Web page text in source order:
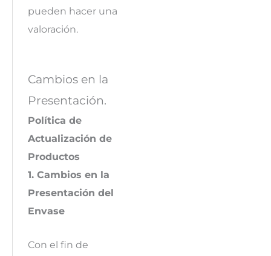
pueden hacer una
valoración.
Cambios en la
Presentación.
Política de
Actualización de
Productos
1. Cambios en la
Presentación del
Envase
Con el fin de